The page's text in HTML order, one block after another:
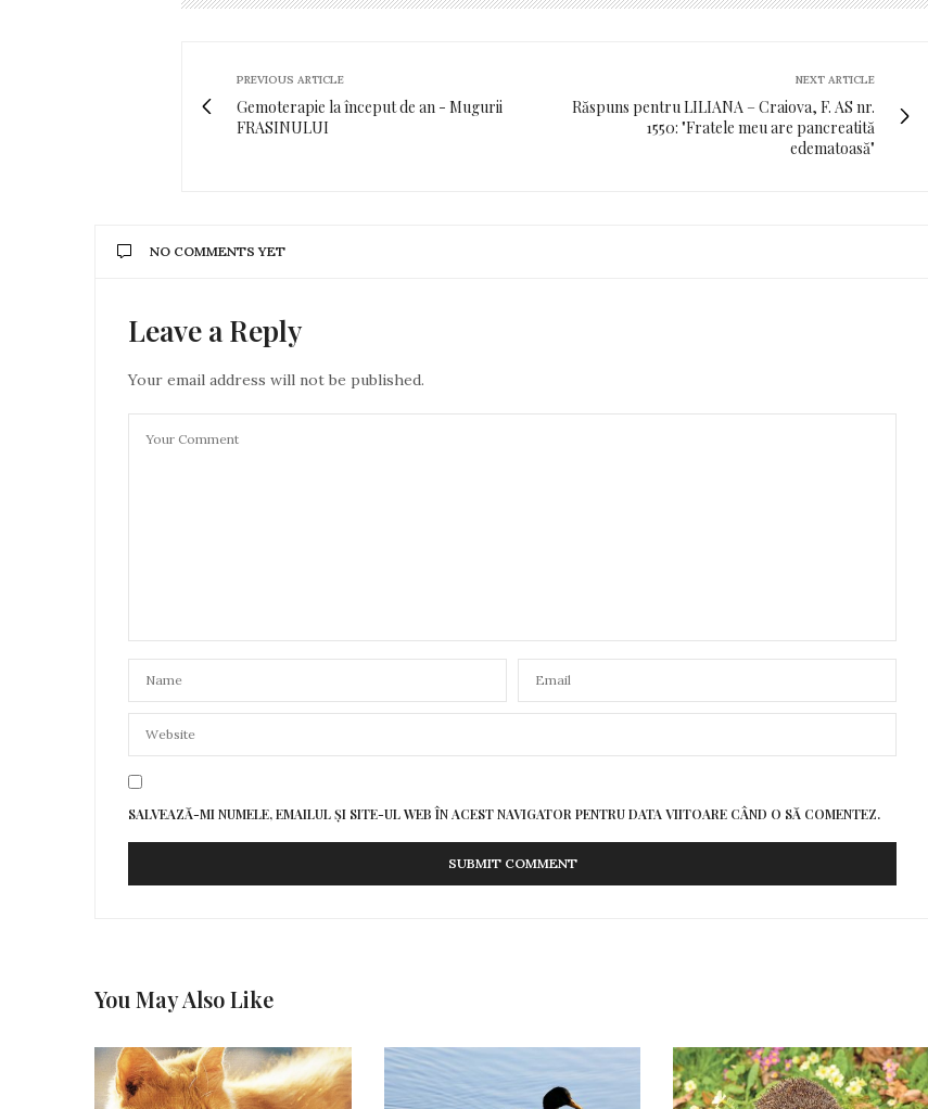
PREVIOUS ARTICLE
Gemoterapie la început de an - Mugurii
FRASINULUI
NEXT ARTICLE
Răspuns pentru LILIANA – Craiova, F. AS nr.
1550: "Fratele meu are pancreatită
edematoasă"
NO COMMENTS YET
Leave a Reply
Your email address will not be published.
SALVEAZĂ-MI NUMELE, EMAILUL ȘI SITE-UL WEB ÎN ACEST NAVIGATOR PENTRU DATA VIITOARE CÂND O SĂ COMENTEZ.
You May Also Like